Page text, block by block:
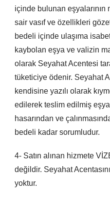
içinde bulunan
sair vasıf ve özellikleri
bedeli içinde ulaşıma isabet
kaybolan eşya ve valizin
olarak Seyahat Acentesi
tüketiciye ödenir. Seyahat
kendisine yazılı olarak
edilerek teslim edilmiş
hasarından ve
bedeli kadar sorumludur.
4- Satın alınan hizmete
değildir. Seyahat
yoktur.